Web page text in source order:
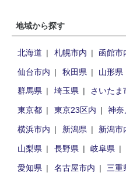
地域から探す
北海道 札幌市内 函館市
仙台市内
秋田県 山形県
群馬県
埼玉県 さいたま
東京都
東京23区内 神
横浜市内
新潟県 新潟市
山梨県
長野県 岐阜県
愛知県
名古屋市内 三重